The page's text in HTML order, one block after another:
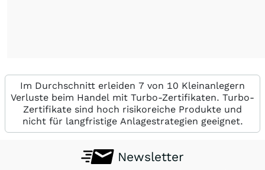
Im Durchschnitt erleiden 7 von 10 Kleinanlegern
Verluste beim Handel mit Turbo-Zertifikaten. Turbo-
Zertifikate sind hoch risikoreiche Produkte und
nicht für langfristige Anlagestrategien geeignet.
Newsletter